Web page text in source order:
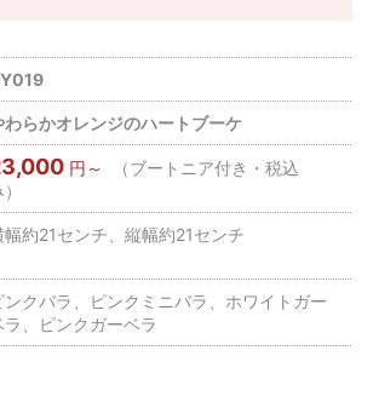
わらかオレンジのハートブーケ
円～
（ブートニア付き・税込
幅約21センチ、縦幅約21センチ
ンクバラ、ピンクミニバラ、ホワイトガー
ラ、ピンクガーベラ